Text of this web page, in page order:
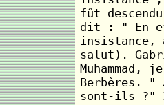
fût
dit : " En
insistance,
salut).
Muhammad,
Berbères. "
sont-ils ?"